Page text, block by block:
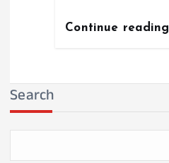
Continue reading
Search